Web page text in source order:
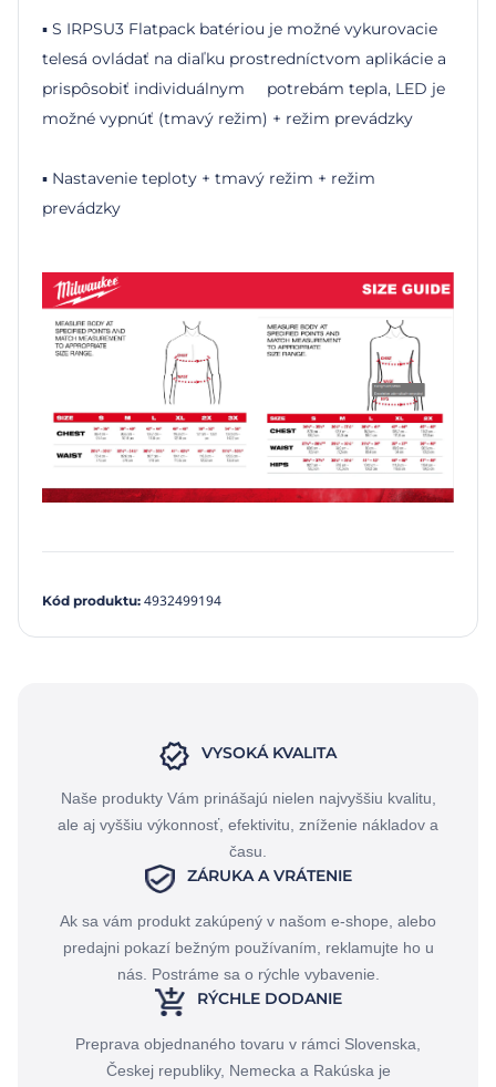
▪ S IRPSU3 Flatpack batériou je možné vykurovacie
telesá ovládať na diaľku prostredníctvom aplikácie a
prispôsobiť individuálnym potrebám tepla, LED je
možné vypnúť (tmavý režim) + režim prevádzky
▪ Nastavenie teploty + tmavý režim + režim
prevádzky
Kód produktu: 4932499194
VYSOKÁ KVALITA
Naše produkty Vám prinášajú nielen najvyššiu kvalitu,
ale aj vyššiu výkonnosť, efektivitu, zníženie nákladov a
času.
ZÁRUKA A VRÁTENIE
Ak sa vám produkt zakúpený v našom e-shope, alebo
predajni pokazí bežným používaním, reklamujte ho u
nás. Postráme sa o rýchle vybavenie.
RÝCHLE DODANIE
Preprava objednaného tovaru v rámci Slovenska,
Českej republiky, Nemecka a Rakúska je